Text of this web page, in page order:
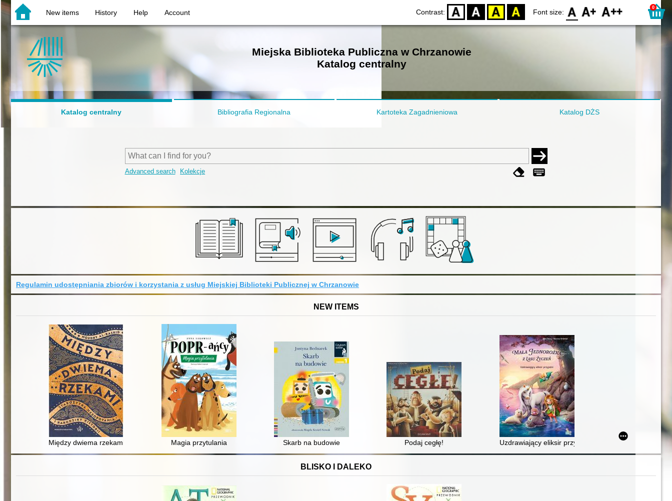
New items History Help Account Contrast: D BW YB BY Font size: F0 F1 F2 0
Miejska Biblioteka Publiczna w Chrzanowie
Katalog centralny
Katalog centralny Bibliografia Regionalna Kartoteka Zagadnieniowa Katalog DŻS
Advanced search Kolekcje
Regulamin udostępniania zbiorów i korzystania z usług Miejskiej Biblioteki Publicznej w Chrzanowie
NEW ITEMS
Między dwiema rzekami : starożytna Mezopotamia i narodziny historii
Magia przytulania Skarb na budowie Podaj cegłę! Uzdrawiający eliksir przyjaźni
BLISKO I DALEKO